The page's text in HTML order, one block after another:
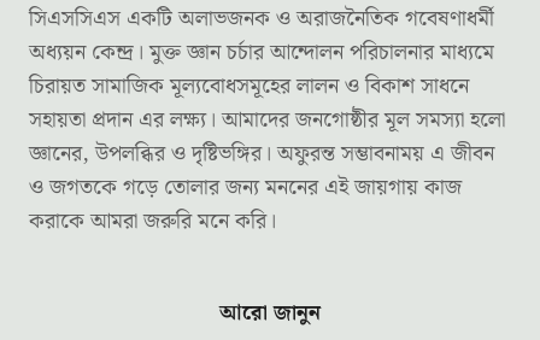
সিএসসিএস একটি অলাভজনক ও অরাজনৈতিক গবেষণাধর্মী
অধ্যয়ন কেন্দ্র। মুক্ত জ্ঞান চর্চার আন্দোলন পরিচালনার মাধ্যমে
চিরায়ত সামাজিক মূল্যবোধসমূহের লালন ও বিকাশ সাধনে
সহায়তা প্রদান এর লক্ষ্য। আমাদের জনগোষ্ঠীর মূল সমস্যা হলো
জ্ঞানের, উপলব্ধির ও দৃষ্টিভঙ্গির। অফুরন্ত সম্ভাবনাময় এ জীবন
ও জগতকে গড়ে তোলার জন্য মননের এই জায়গায় কাজ
করাকে আমরা জরুরি মনে করি।
আরো জানুন